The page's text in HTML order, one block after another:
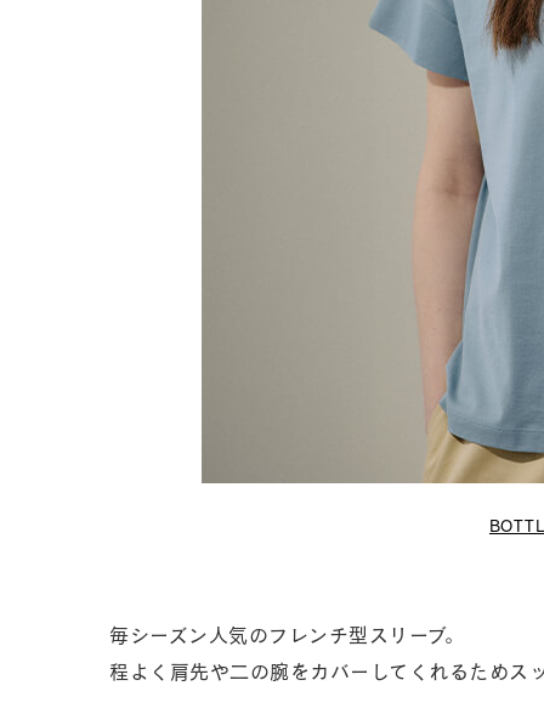
毎シーズン人気のフレンチ型スリーブ。
程よく肩先や二の腕をカバーしてくれるためス